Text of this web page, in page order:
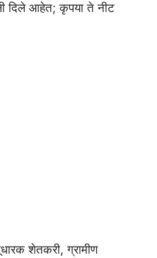
दिले आहेत; कृपया ते नीट
शेतकरी, ग्रामीण